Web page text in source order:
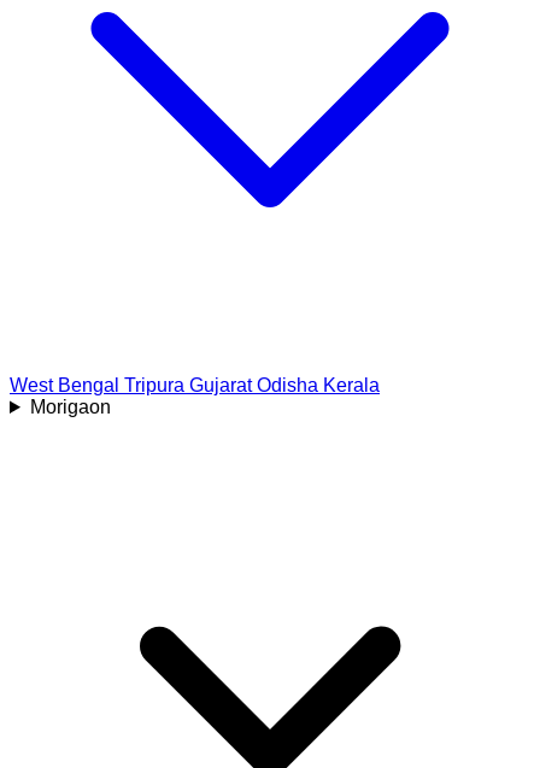
West Bengal Tripura Gujarat Odisha Kerala
Morigaon